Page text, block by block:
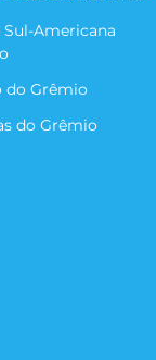
Sul-Americana
do Grêmio
do Grêmio